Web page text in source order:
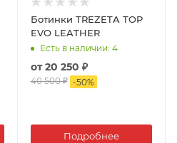
Ботинки TREZETA TOP
EVO LEATHER
Есть в наличии: 4
от20 250 ₽
40 500 ₽ -50%
Подробнее